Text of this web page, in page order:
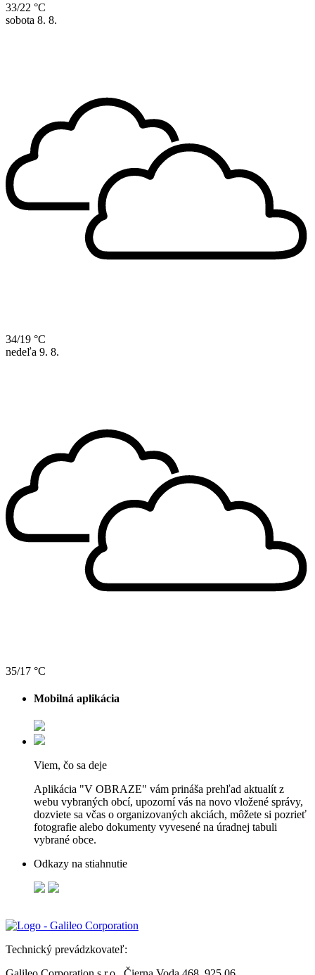
33/22 °C
sobota 8. 8.
34/19 °C
nedeľa 9. 8.
35/17 °C
Mobilná aplikácia
Viem, čo sa deje
Aplikácia "V OBRAZE" vám prináša prehľad aktualít z
webu vybraných obcí, upozorní vás na novo vložené správy,
dozviete sa včas o organizovaných akciách, môžete si pozrieť
fotografie alebo dokumenty vyvesené na úradnej tabuli
vybrané obce.
Odkazy na stiahnutie
Technický prevádzkovateľ: